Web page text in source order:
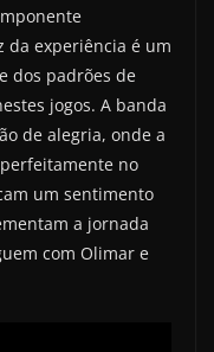
da experiência é um
dos padrões de
jogos. A banda
de alegria, onde a
no
um sentimento
a jornada
com Olimar e